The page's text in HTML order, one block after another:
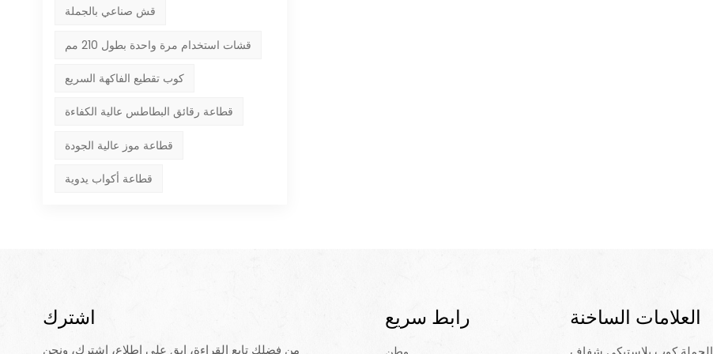
قش صناعي بالجملة
قشات استخدام مرة واحدة بطول 210 مم
كوب تقطيع الفاكهة السريع
قطاعة رقائق البطاطس عالية الكفاءة
قطاعة موز عالية الجودة
قطاعة أكواب يدوية
اشترك
من فضلك تابع القراءة، ابق على اطلاع، اشترك، ونحن
رابط سريع العلامات الساخنة